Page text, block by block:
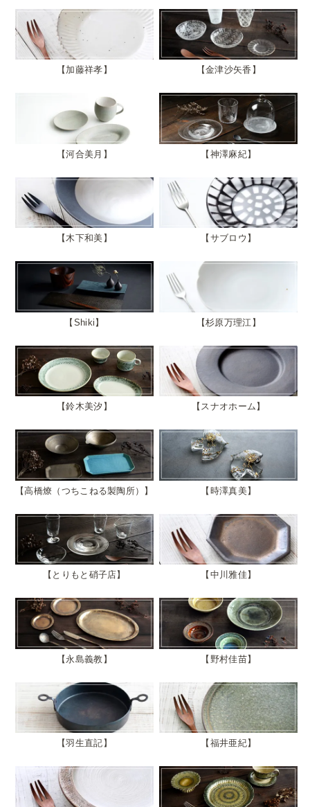
加藤祥孝 金津沙矢香
河合美月 神澤麻紀
木下和美 サブロウ
Shiki 杉原万理江
鈴木美汐 スナオホーム
高橋燎（つちこねる製陶所） 時澤真美
とりもと硝子店 中川雅佳
永島義教 野村佳苗
羽生直記 福井亜紀